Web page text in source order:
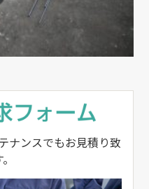
ナンスでもお見積り致